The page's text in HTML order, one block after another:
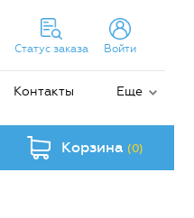
Статус заказа Войти
Контакты Еще
Корзина (0)